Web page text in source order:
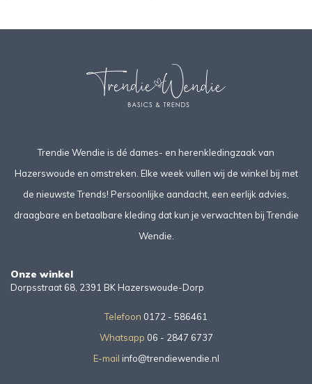
Trendie Wendie is dé dames- en herenkledingzaak van
Hazerswoude en omstreken. Elke week vullen wij de winkel bij met
de nieuwste Trends! Persoonlijke aandacht, een eerlijk advies,
draagbare en betaalbare kleding dat kun je verwachten bij Trendie
Wendie.
Onze winkel
Dorpsstraat 68, 2391 BK Hazerswoude-Dorp
Telefoon 0172 - 586461
Whatsapp 06 - 2847 6737
E-mail info@trendiewendie.nl